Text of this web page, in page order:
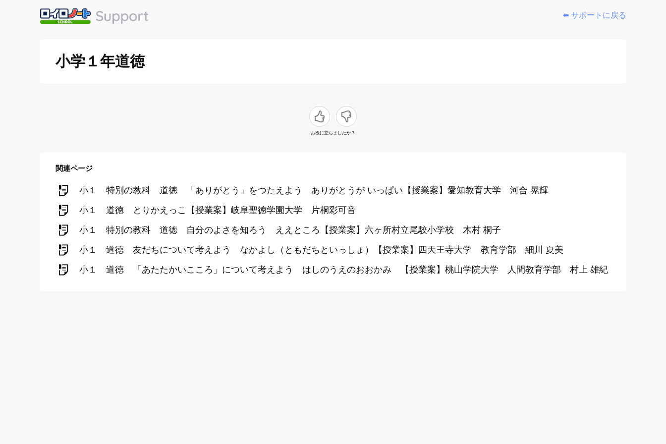
⬅️ サポートに戻る
小学１年道徳
お役に立ちましたか？
関連ページ
小１ 特別の教科 道徳 「ありがとう」をつたえよう ありがとうが いっぱい【授業案】愛知教育大学 河合 晃輝
小１ 道徳 とりかえっこ【授業案】岐阜聖徳学園大学 片桐彩可音
小１ 特別の教科 道徳 自分のよさを知ろう ええところ【授業案】六ヶ所村立尾駮小学校 木村 桐子
小１ 道徳 友だちについて考えよう なかよし（ともだちといっしょ）【授業案】四天王寺大学 教育学部 細川 夏美
小１ 道徳 「あたたかいこころ」について考えよう はしのうえのおおかみ 【授業案】桃山学院大学 人間教育学部 村上 雄紀